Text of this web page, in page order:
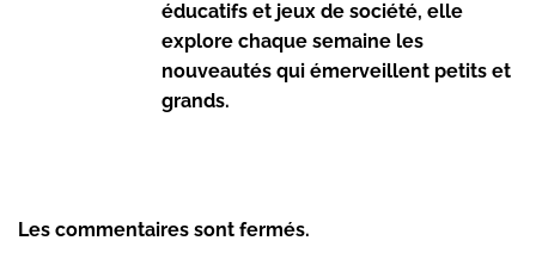
éducatifs et jeux de société, elle
explore chaque semaine les
nouveautés qui émerveillent petits et
grands.
Les commentaires sont fermés.